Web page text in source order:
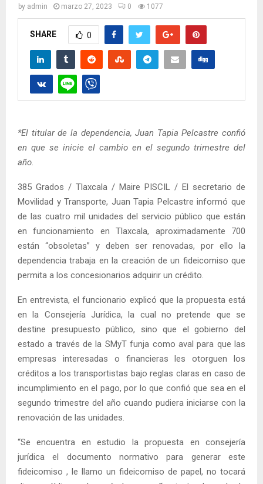
by admin marzo 27, 2023 0 1077
SHARE 0
*El titular de la dependencia, Juan Tapia Pelcastre confió
en que se inicie el cambio en el segundo trimestre del
año.
385 Grados / Tlaxcala / Maire PISCIL / El secretario de
Movilidad y Transporte, Juan Tapia Pelcastre informó que
de las cuatro mil unidades del servicio público que están
en funcionamiento en Tlaxcala, aproximadamente 700
están “obsoletas” y deben ser renovadas, por ello la
dependencia trabaja en la creación de un fideicomiso que
permita a los concesionarios adquirir un crédito.
En entrevista, el funcionario explicó que la propuesta está
en la Consejería Jurídica, la cual no pretende que se
destine presupuesto público, sino que el gobierno del
estado a través de la SMyT funja como aval para que las
empresas interesadas o financieras les otorguen los
créditos a los transportistas bajo reglas claras en caso de
incumplimiento en el pago, por lo que confió que sea en el
segundo trimestre del año cuando pudiera iniciarse con la
renovación de las unidades.
“Se encuentra en estudio la propuesta en consejería
jurídica el documento normativo para generar este
fideicomiso , le llamo un fideicomiso de papel, no tocará